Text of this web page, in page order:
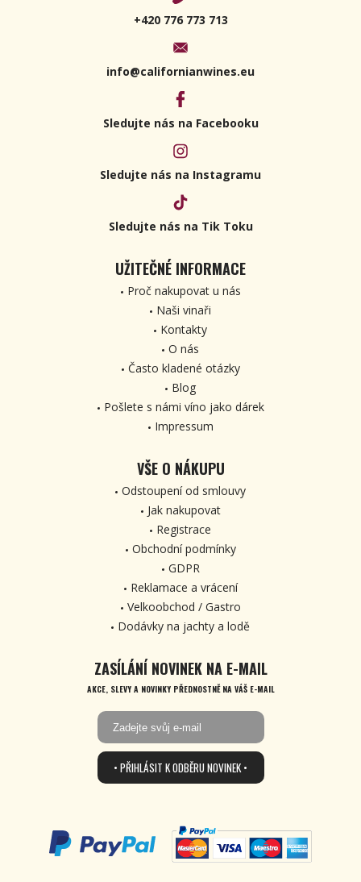
+420 776 773 713
info@californianwines.eu
Sledujte nás na Facebooku
Sledujte nás na Instagramu
Sledujte nás na Tik Toku
UŽITEČNÉ INFORMACE
Proč nakupovat u nás
Naši vinaři
Kontakty
O nás
Často kladené otázky
Blog
Pošlete s námi víno jako dárek
Impressum
VŠE O NÁKUPU
Odstoupení od smlouvy
Jak nakupovat
Registrace
Obchodní podmínky
GDPR
Reklamace a vrácení
Velkoobchod / Gastro
Dodávky na jachty a lodě
ZASÍLÁNÍ NOVINEK NA E-MAIL
AKCE, SLEVY A NOVINKY PŘEDNOSTNĚ NA VÁŠ E-MAIL
• PŘIHLÁSIT K ODBĚRU NOVINEK •